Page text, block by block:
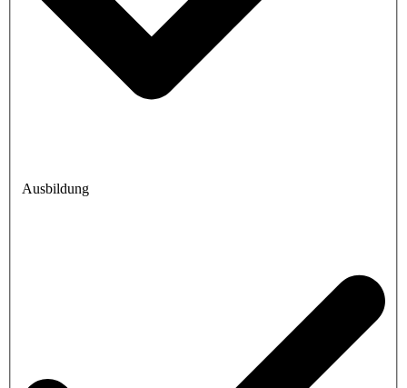
Ausbildung